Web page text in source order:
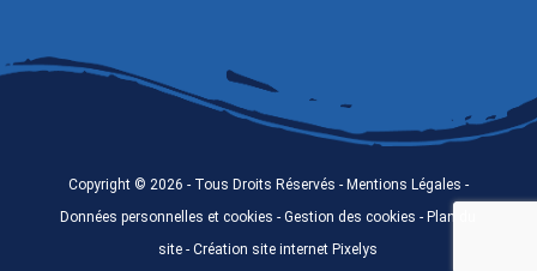
Copyright © 2026 - Tous Droits Réservés - Mentions Légales -
Données personnelles et cookies - Gestion des cookies - Plan du
site -Création site internet Pixelys